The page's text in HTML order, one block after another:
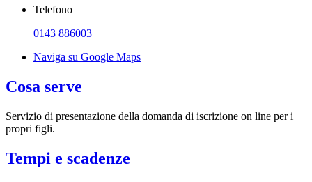
Telefono
0143 886003
Naviga su Google Maps
Cosa serve
Servizio di presentazione della domanda di iscrizione on line per i
propri figli.
Tempi e scadenze